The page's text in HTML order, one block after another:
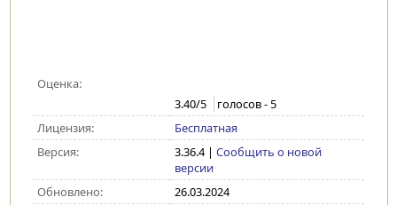
Оценка:
3.40/5 голосов -5
Лицензия:
Бесплатная
Версия:
3.36.4| Сообщить о новой
версии
Обновлено:
26.03.2024